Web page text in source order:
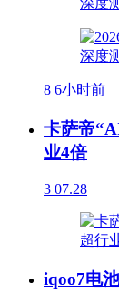
8 6小时前
卡萨帝
业4倍
3 07.28
iqoo7电